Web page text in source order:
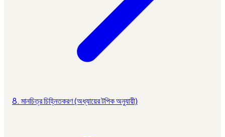
8. মানচিত্র চিহ্নিতকরণ (অধ্যায়ের টপিক অনুযায়ী)